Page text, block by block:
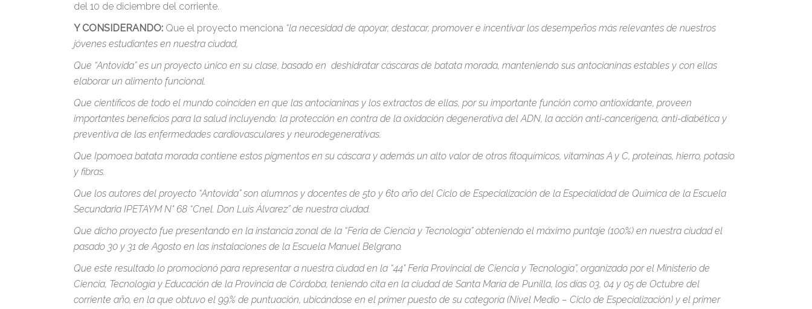
del 10 de diciembre del corriente.
Y CONSIDERANDO: Que el proyecto menciona “la necesidad de apoyar, destacar, promover e incentivar los desempeños más relevantes de nuestros
jóvenes estudiantes en nuestra ciudad,
Que “Antovida” es un proyecto único en su clase, basado en deshidratar cáscaras de batata morada, manteniendo sus antocianinas estables y con ellas
elaborar un alimento funcional.
Que científicos de todo el mundo coinciden en que las antocianinas y los extractos de ellas, por su importante función como antioxidante, proveen
importantes beneficios para la salud incluyendo: la protección en contra de la oxidación degenerativa del ADN, la acción anti-cancerígena, anti-diabética y
preventiva de las enfermedades cardiovasculares y neurodegenerativas.
Que Ipomoea batata morada contiene estos pigmentos en su cáscara y además un alto valor de otros fitoquímicos, vitaminas A y C, proteínas, hierro, potasio
y fibras.
Que los autores del proyecto “Antovida” son alumnos y docentes de 5to y 6to año del Ciclo de Especialización de la Especialidad de Química de la Escuela
Secundaria IPETAYM N° 68 “Cnel. Don Luis Álvarez” de nuestra ciudad.
Que dicho proyecto fue presentando en la instancia zonal de la “Feria de Ciencia y Tecnología” obteniendo el máximo puntaje (100%) en nuestra ciudad el
pasado 30 y 31 de Agosto en las instalaciones de la Escuela Manuel Belgrano.
Que este resultado lo promocionó para representar a nuestra ciudad en la “44° Feria Provincial de Ciencia y Tecnología”, organizado por el Ministerio de
Ciencia, Tecnología y Educación de la Provincia de Córdoba, teniendo cita en la ciudad de Santa María de Punilla, los días 03, 04 y 05 de Octubre del
corriente año, en la que obtuvo el 99% de puntuación, ubicándose en el primer puesto de su categoría (Nivel Medio – Ciclo de Especialización) y el primer